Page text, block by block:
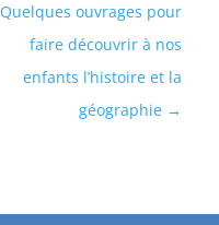
Quelques ouvrages pour
faire découvrir à nos
enfants l’histoire et la
géographie